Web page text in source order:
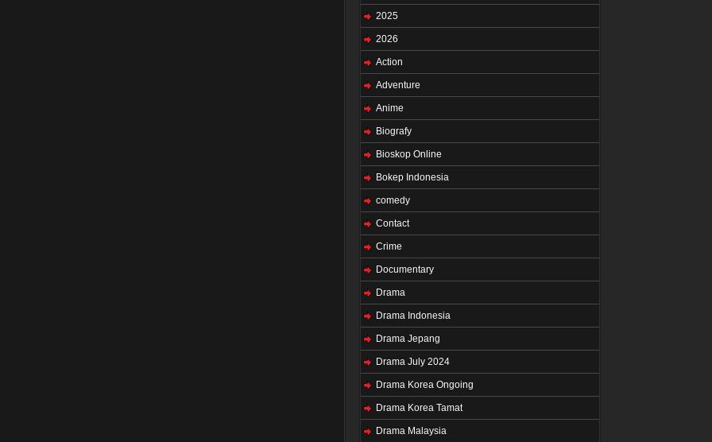
2025
2026
Action
Adventure
Anime
Biografy
Bioskop Online
Bokep Indonesia
comedy
Contact
Crime
Documentary
Drama
Drama Indonesia
Drama Jepang
Drama July 2024
Drama Korea Ongoing
Drama Korea Tamat
Drama Malaysia